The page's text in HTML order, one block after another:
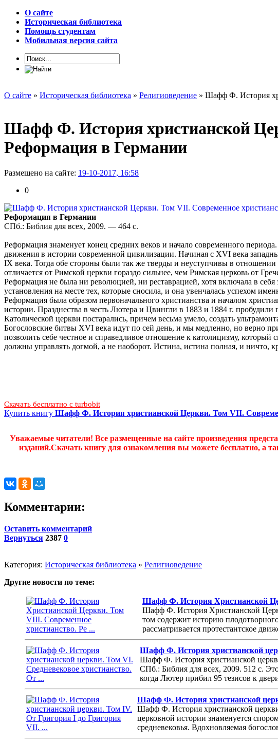
О сайте
Историческая библиотека
Помощь студентам
Мобильная версия сайта
О сайте » Историческая библиотека » Религиоведение » Шафф Ф. История
Шафф Ф. История христианской
Реформация в Германии
Размещено на сайте: 19-10-2017, 16:58
0
Реформация в Германии
СПб.: Библия для всех, 2009. — 464 с.
Реформация знаменует конец средних веков и начало современного
движения в истории современной цивилизации. Начиная с XVI века
IX века. Тогда обе стороны были так же тверды и неуступчивы в
отличается от Римской церкви гораздо сильнее, чем Римская церковь от
Реформация не была ни революцией, ни реставрацией, хотя включала в
установления на месте тех, которые сносила, и она увенчалась успехом
Реформация была образом первоначального христианства и началом
истории. Празднества в честь Лютера и Цвингли в 1883 и 1884 г. пробудили
Католической церкви постарались, причем весьма умело, создать
Богословские битвы XVI века идут по сей день, и мы медленно, но верно
позволить себе честное и справедливое отношение к католицизму,
должны управлять догмой, а не наоборот. Истина, истина полная, и ничто,
Скачать бесплатно c turbobit
Купить книгу Шафф Ф. История христианской Церкви. Том VII.
Уважаемые читатели! Все размещенные на сайте произведения
изданий.Скачать книгу для ознакомления вы можете бесплатно, а
Комментарии:
Оставить комментарий
Вернуться 2387 0
Категория: Историческая библиотека » Религиоведение
Другие новости по теме:
Шафф Ф. История Христианской
Шафф Ф. История Христианской
том содержит историю
рассматривается протестантское
Шафф Ф. История христианской
Шафф Ф. История христианской
СПб.: Библия для всех, 2009. 512 с.
когда Лютер прибил 95 тезисов к
Шафф Ф. История христианской
Шафф Ф. История христианской
церковной истории знаменуется
средневековья. Вдохновляемая